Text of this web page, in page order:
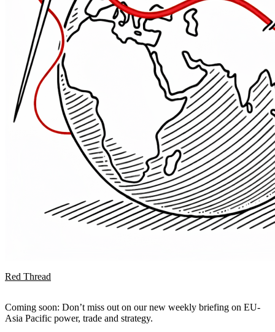
Red Thread
Coming soon: Don’t miss out on our new weekly briefing on EU-
Asia Pacific power, trade and strategy.